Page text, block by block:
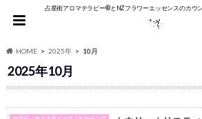
占星術アロマテラピー®︎とNZフラワーエッセンスのカウ
HOME 2025年 10月
2025年10月